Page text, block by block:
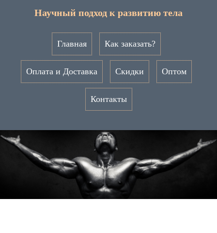
Научный подход к развитию тела
Главная Как заказать?
Оплата и Доставка Скидки Оптом
Контакты